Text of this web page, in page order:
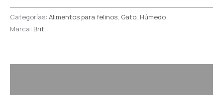
Categorías: Alimentos para felinos, Gato, Húmedo
Marca: Brit